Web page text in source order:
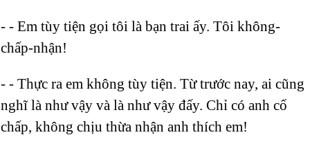
- - Em tùy tiện gọi tôi là bạn trai ấy. Tôi không-
chấp-nhận!
- - Thực ra em không tùy tiện. Từ trước nay, ai cũng
nghĩ là như vậy và là như vậy đấy. Chỉ có anh cố
chấp, không chịu thừa nhận anh thích em!